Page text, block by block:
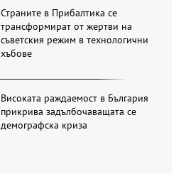
Страните в Прибалтика се
трансформират от жертви на
съветския режим в технологични
хъбове
Високата раждаемост в България
прикрива задълбочаващата се
демографска криза